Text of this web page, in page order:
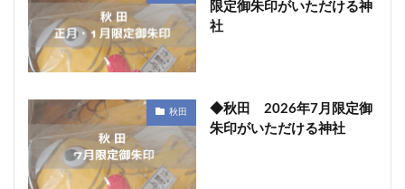
限定御朱印がいただける神
社
秋田
◆秋田 2026年7月限定御
朱印がいただける神社